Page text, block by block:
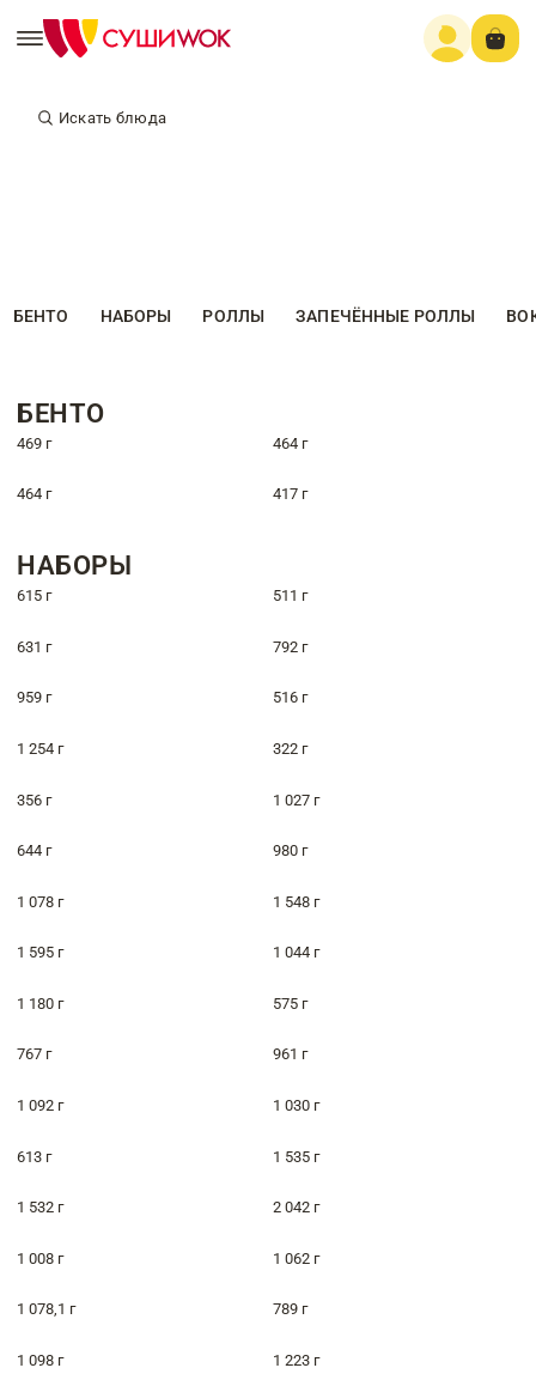
Искать блюда
БЕНТО НАБОРЫ РОЛЛЫ ЗАПЕЧЁННЫЕ РОЛЛЫ
БЕНТО
469 г 464 г
464 г 417 г
НАБОРЫ
615 г 511 г
631 г 792 г
959 г 516 г
1 254 г 322 г
356 г 1 027 г
644 г 980 г
1 078 г 1 548 г
1 595 г 1 044 г
1 180 г 575 г
767 г 961 г
1 092 г 1 030 г
613 г 1 535 г
1 532 г 2 042 г
1 008 г 1 062 г
1 078,1 г 789 г
1 098 г 1 223 г